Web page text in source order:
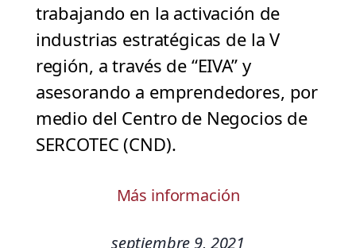
trabajando en la activación de
industrias estratégicas de la V
región, a través de “EIVA” y
asesorando a emprendedores, por
medio del Centro de Negocios de
SERCOTEC (CND).
Más información
septiembre 9, 2021